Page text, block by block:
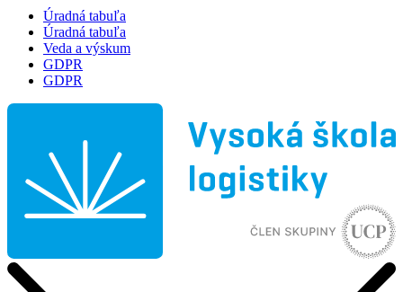
Úradná tabuľa
Úradná tabuľa
Veda a výskum
GDPR
GDPR